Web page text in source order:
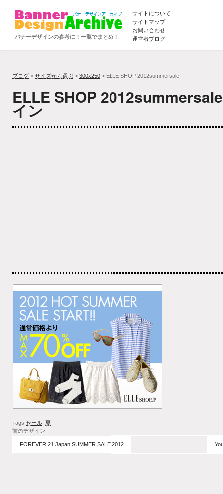
バナーデザインの参考に！一覧でまとめ！
サイトについて
サイトマップ
お問い合わせ
運営者ブログ
ブログ > サイズから選ぶ > 300x250 > ELLE SHOP 2012summersale
ELLE SHOP
イン
Tags:セール 夏
前のデザイン
FOREVER 21 Japan SUMMER SALE 2012